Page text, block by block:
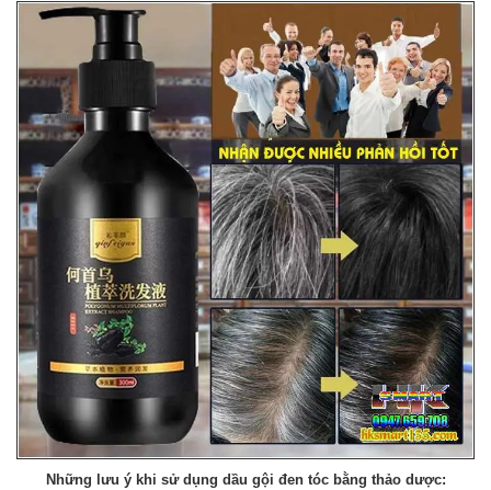
Những lưu ý khi sử dụng dầu gội đen tóc bằng thảo dược: